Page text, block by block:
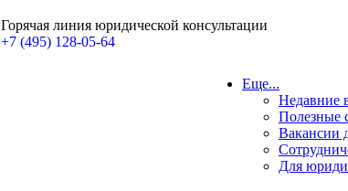
Горячая линия юридической консультации
+7 (495) 128-05-64
Еще...
Недавние
Полезные
Вакансии
Для